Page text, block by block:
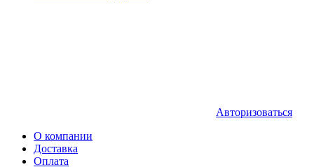
Авторизоваться
О компании
Доставка
Оплата